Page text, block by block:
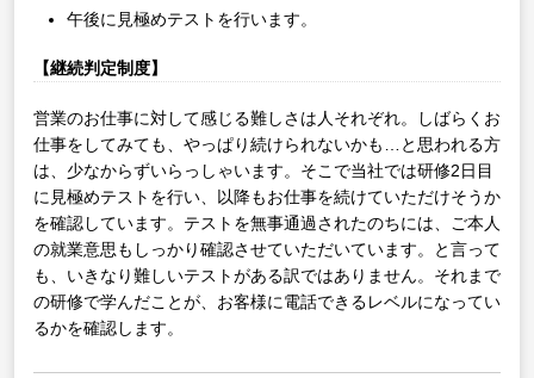
午後に見極めテストを行います。
【継続判定制度】
営業のお仕事に対して感じる難しさは人それぞれ。しばらくお
仕事をしてみても、やっぱり続けられないかも…と思われる方
は、少なからずいらっしゃいます。そこで当社では研修2日目
に見極めテストを行い、以降もお仕事を続けていただけそうか
を確認しています。テストを無事通過されたのちには、ご本人
の就業意思もしっかり確認させていただいています。と言って
も、いきなり難しいテストがある訳ではありません。それまで
の研修で学んだことが、お客様に電話できるレベルになってい
るかを確認します。